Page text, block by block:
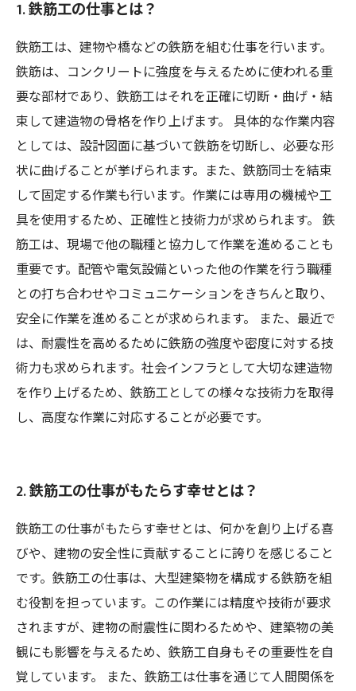
1. 鉄筋工の仕事とは？
鉄筋工は、建物や橋などの鉄筋を組む仕事を行います。
鉄筋は、コンクリートに強度を与えるために使われる重
要な部材であり、鉄筋工はそれを正確に切断・曲げ・結
束して建造物の骨格を作り上げます。 具体的な作業内容
としては、設計図面に基づいて鉄筋を切断し、必要な形
状に曲げることが挙げられます。また、鉄筋同士を結束
して固定する作業も行います。作業には専用の機械や工
具を使用するため、正確性と技術力が求められます。 鉄
筋工は、現場で他の職種と協力して作業を進めることも
重要です。配管や電気設備といった他の作業を行う職種
との打ち合わせやコミュニケーションをきちんと取り、
安全に作業を進めることが求められます。 また、最近で
は、耐震性を高めるために鉄筋の強度や密度に対する技
術力も求められます。社会インフラとして大切な建造物
を作り上げるため、鉄筋工としての様々な技術力を取得
し、高度な作業に対応することが必要です。
2. 鉄筋工の仕事がもたらす幸せとは？
鉄筋工の仕事がもたらす幸せとは、何かを創り上げる喜
びや、建物の安全性に貢献することに誇りを感じること
です。鉄筋工の仕事は、大型建築物を構成する鉄筋を組
む役割を担っています。この作業には精度や技術が要求
されますが、建物の耐震性に関わるためや、建築物の美
観にも影響を与えるため、鉄筋工自身もその重要性を自
覚しています。 また、鉄筋工は仕事を通じて人間関係を